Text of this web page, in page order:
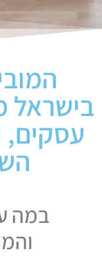
בישראל
עסקים,
במה